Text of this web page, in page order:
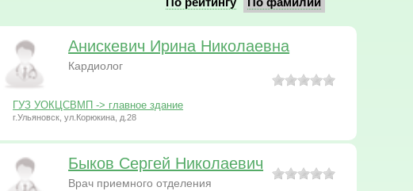
По рейтингу По фамилии
Анискевич Ирина Николаевна
Кардиолог
ГУЗ УОКЦСВМП -> главное здание
г.Ульяновск, ул.Корюкина, д.28
Быков Сергей Николаевич
Врач приемного отделения